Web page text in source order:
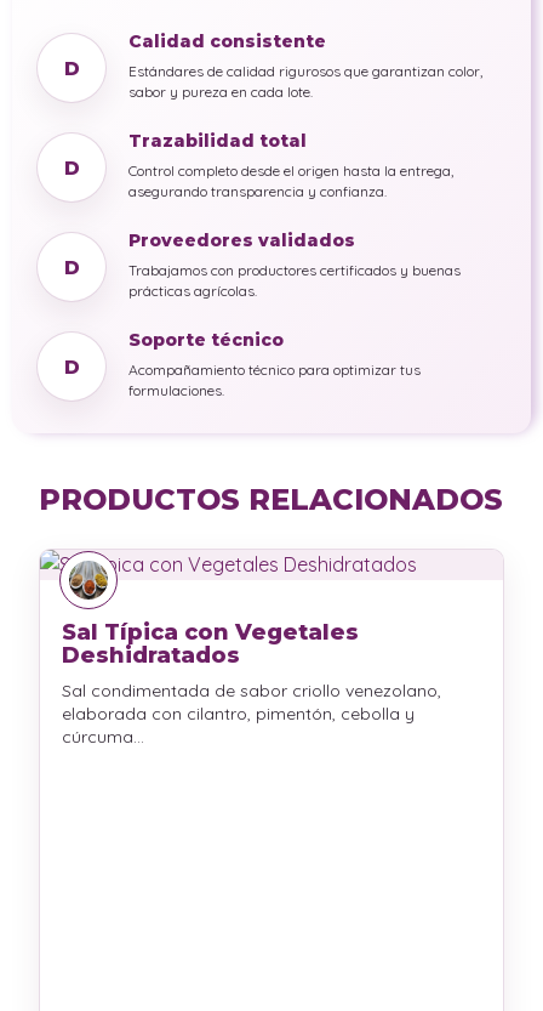
D
Calidad consistente
Estándares de calidad rigurosos que garantizan color,
sabor y pureza en cada lote.
D
Trazabilidad total
Control completo desde el origen hasta la entrega,
asegurando transparencia y confianza.
D
Proveedores validados
Trabajamos con productores certificados y buenas
prácticas agrícolas.
D
Soporte técnico
Acompañamiento técnico para optimizar tus
formulaciones.
PRODUCTOS RELACIONADOS
Sal Típica con Vegetales
Deshidratados
Sal condimentada de sabor criollo venezolano,
elaborada con cilantro, pimentón, cebolla y
cúrcuma…